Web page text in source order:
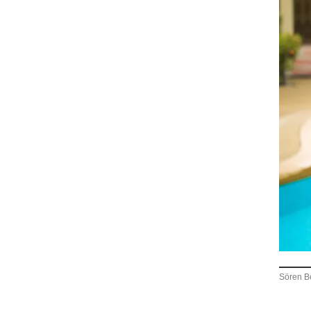
Sören